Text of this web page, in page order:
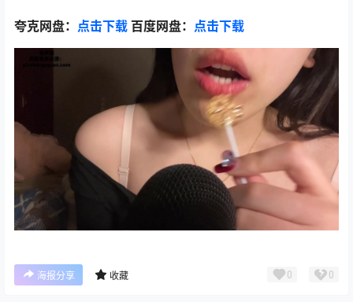
夸克网盘： 点击下载 百度网盘： 点击下载
海报分享 收藏 0 0